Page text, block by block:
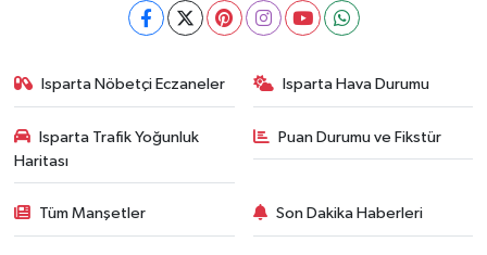
Isparta Nöbetçi Eczaneler Isparta Hava Durumu
Isparta Trafik Yoğunluk
Haritası
Puan Durumu ve Fikstür
Tüm Manşetler Son Dakika Haberleri